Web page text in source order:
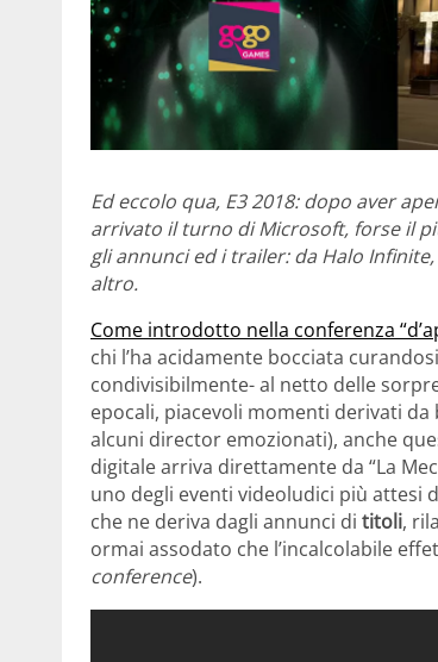
Ed eccolo qua, E3 2018: dopo aver
arrivato il turno di Microsoft, forse il
gli annunci ed i trailer: da Halo
altro.
Come introdotto nella conferenza
chi l’ha acidamente bocciata
condivisibilmente- al netto delle
epocali, piacevoli momenti derivati
alcuni director emozionati), anche
digitale arriva direttamente da “La
uno degli eventi videoludici più attesi
che ne deriva dagli annunci di titoli,
ormai assodato che l’incalcolabile
conference).